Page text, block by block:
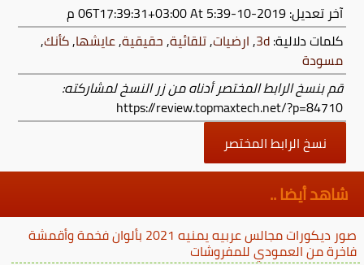
آخر تعديل:2019-10-06T17:39:31+03:00
At 5:39 م
كلمات دلالية:3d
,ارضيات,تلقائية,حقيقية,عايشها,كأنك,
مسودة
قم بنسخ الرابط المختصر أدناه من زر النسخ لمشاركته:
https://review.topmaxtech.net/?p=84710
نسخ الرابط المختصر
شاهد أيضا ..
صور ديكورات مجالس عربيه يمنيه 2021 بألوان فخمة وأقمشة
فاخرة من العمودي للمفروشات